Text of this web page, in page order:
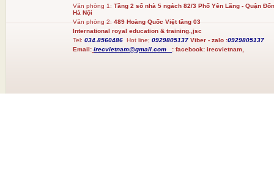
Văn phòng 1:Tầng 2 số nhà 5 ngách 82/3 Phố Yên Lãng - Quận
Hà Nội
Văn phòng 2:489 Hoàng Quốc Việt tầng 03
International royal education & training.,jsc
Tel:034.8560486Hot line; 0929805137 Viber - zalo :0929805137
Email: irecvietnam@gmail.com :facebook: irecvietnam,